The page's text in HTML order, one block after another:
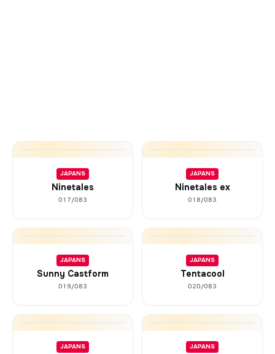
JAPANS
Ninetales
017/083
JAPANS
Ninetales ex
018/083
JAPANS
Sunny Castform
019/083
JAPANS
Tentacool
020/083
JAPANS JAPANS